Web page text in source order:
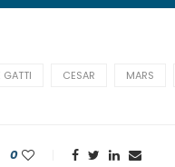
GATTI CESAR MARS
0